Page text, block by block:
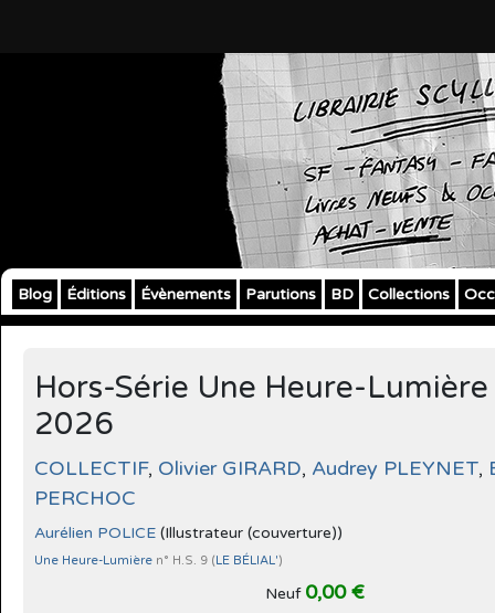
Blog Éditions Évènements Parutions BD Collections
Hors-Série Une Heure-Lumière
2026
COLLECTIF, Olivier GIRARD, Audrey PLEYNET,
PERCHOC
Aurélien POLICE (Illustrateur (couverture))
Une Heure-Lumière n° H.S. 9 (LE BÉLIAL')
Neuf 0,00 €